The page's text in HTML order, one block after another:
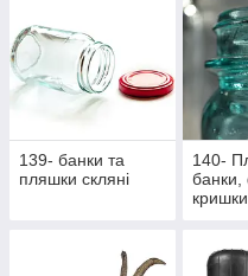
139- банки та
пляшки скляні
140-
банки,